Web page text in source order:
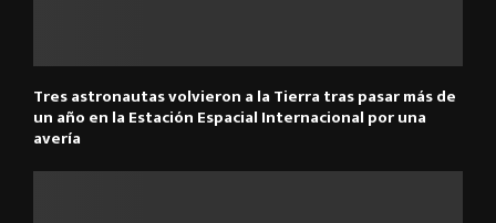
Tres astronautas volvieron a la Tierra tras pasar más de
un año en la Estación Espacial Internacional por una
avería